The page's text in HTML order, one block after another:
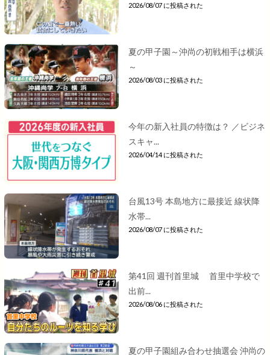
2026/08/07 に投稿された
夏の甲子園～沖尚の初戦相手は横浜
～
2026/08/03 に投稿された
今年の新入社員の特徴は？ ／ビジネ
スキャ...
2026/04/14 に投稿された
台風13号 本島地方に最接近 線状降
水帯...
2026/08/07 に投稿された
第41回 週刊首里城 首里中学校で
出前...
2026/08/06 に投稿された
夏の甲子園組み合わせ抽選会 沖尚の